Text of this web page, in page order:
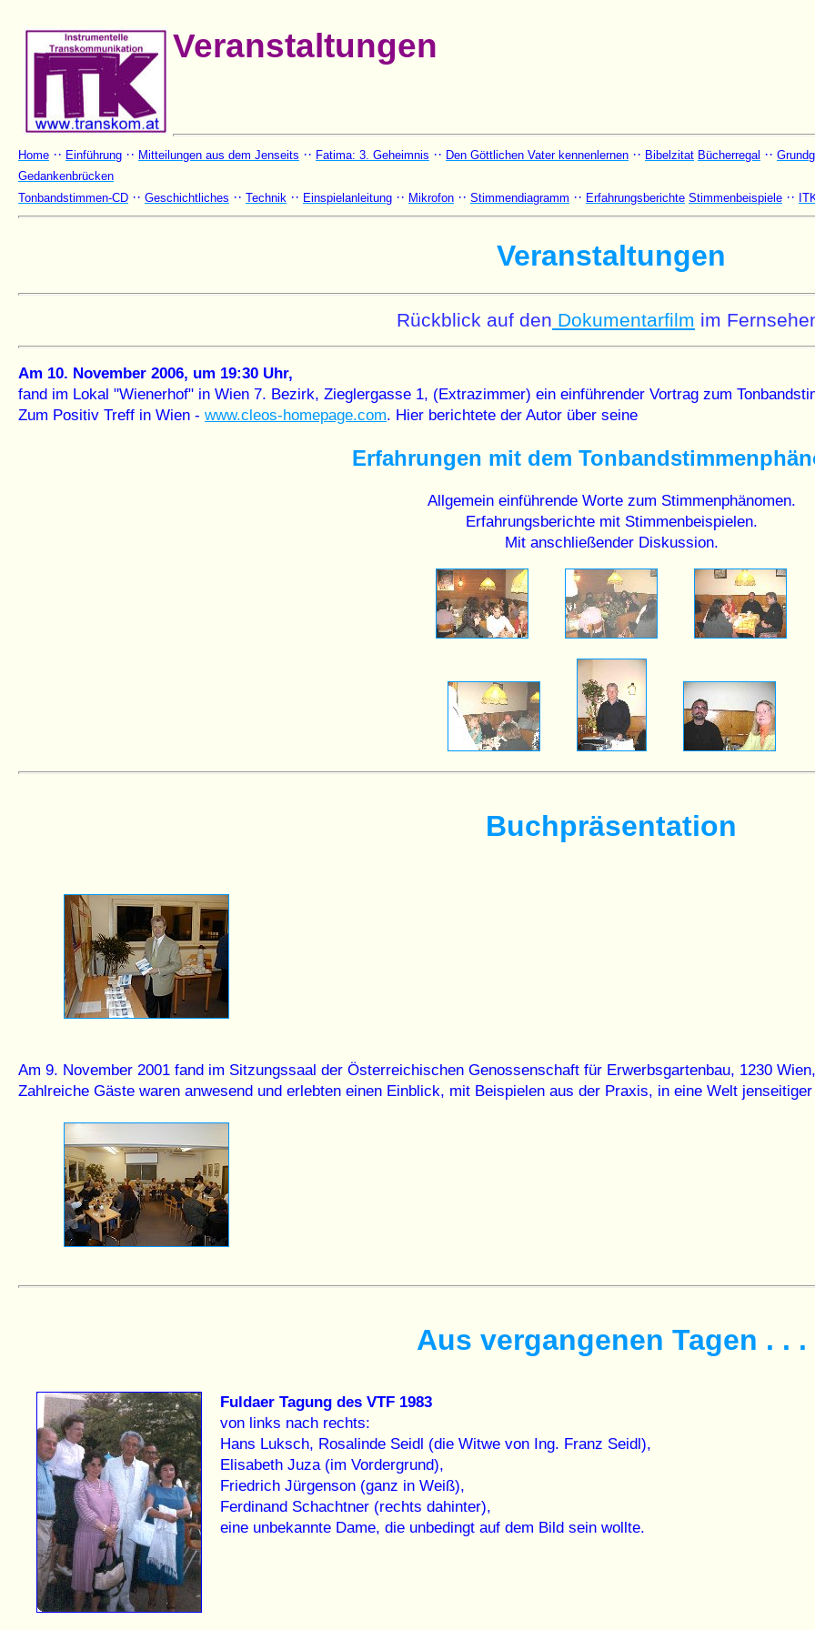
Veranstaltungen
Home ·· Einführung ·· Mitteilungen aus dem Jenseits ·· Fatima: 3. Geheimnis ·· Den Göttlichen Vater kennenlernen ·· Bibelzitat Bücherregal ··
Gedankenbrücken
Tonbandstimmen-CD ·· Geschichtliches ·· Technik ·· Einspielanleitung ·· Mikrofon ·· Stimmendiagramm ·· Erfahrungsberichte Stimmenbeispiele ··
Veranstaltungen
Rückblick auf den Dokumentarfilm im
Am 10. November 2006, um 19:30 Uhr,
fand im Lokal "Wienerhof" in Wien 7. Bezirk, Zieglergasse 1, (Extrazimmer) ein einführender Vortrag zum
Zum Positiv Treff in Wien - www.cleos-homepage.com. Hier berichtete der Autor über seine
Erfahrungen mit dem
Allgemein einführende Worte zum Stimmenphänomen.
Erfahrungsberichte mit Stimmenbeispielen.
Mit anschließender Diskussion.
Buchpräsentation
Am 9. November 2001 fand im Sitzungssaal der Österreichischen Genossenschaft für Erwerbsgartenbau, 1230
Zahlreiche Gäste waren anwesend und erlebten einen Einblick, mit Beispielen aus der Praxis, in eine Welt
Aus vergangenen Tagen . . .
Fuldaer Tagung des VTF 1983
von links nach rechts:
Hans Luksch, Rosalinde Seidl (die Witwe von Ing. Franz Seidl),
Elisabeth Juza (im Vordergrund),
Friedrich Jürgenson (ganz in Weiß),
Ferdinand Schachtner (rechts dahinter),
eine unbekannte Dame, die unbedingt auf dem Bild sein wollte.